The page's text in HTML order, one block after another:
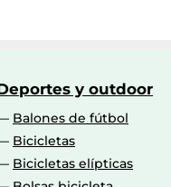
y outdoor
Balones de fútbol
Bicicletas
Bicicletas elípticas